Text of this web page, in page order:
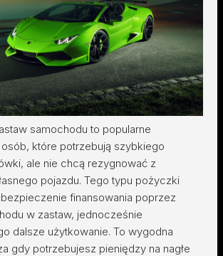
samochodu to popularne
które potrzebują szybkiego
ale nie chcą rezygnować z
pojazdu. Tego typu pożyczki
finansowania poprzez
w zastaw, jednocześnie
dalsze użytkowanie. To wygodna
gdy potrzebujesz pieniędzy na nagłe